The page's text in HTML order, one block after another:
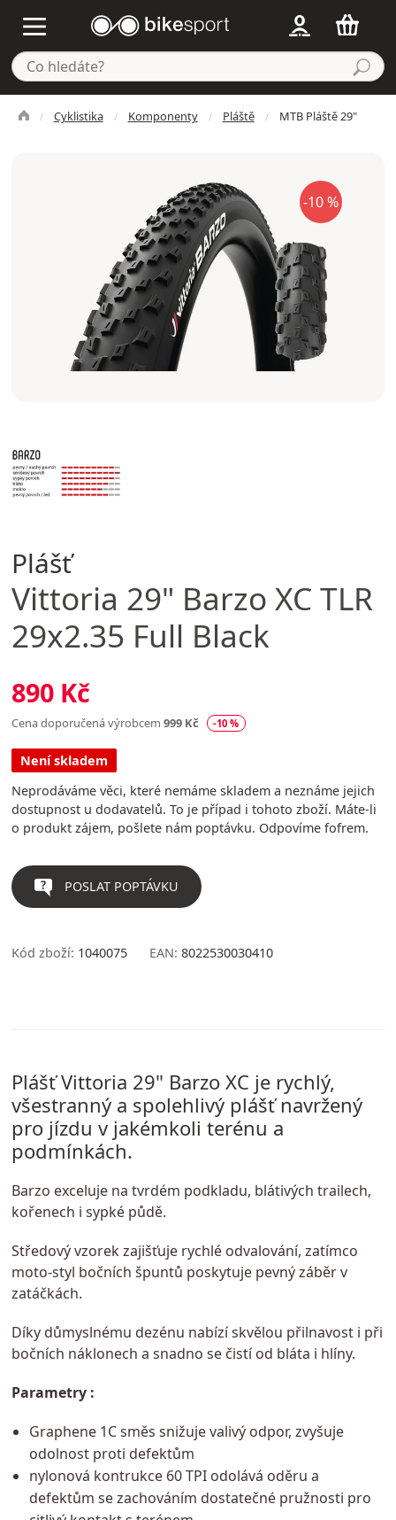
Cyklistika Komponenty Pláště MTB Pláště 29"
-10 %
Plášť
Vittoria 29" Barzo XC TLR
29x2.35 Full Black
890 Kč
Cena doporučená výrobcem 999 Kč -10 %
Není skladem
Neprodáváme věci, které nemáme skladem a neznáme jejich
dostupnost u dodavatelů. To je případ i tohoto zboží. Máte-li
o produkt zájem, pošlete nám poptávku. Odpovíme fofrem.
POSLAT POPTÁVKU
Kód zboží: 1040075 EAN: 8022530030410
Plášť Vittoria 29" Barzo XC je rychlý,
všestranný a spolehlivý plášť navržený
pro jízdu v jakémkoli terénu a
podmínkách.
Barzo exceluje na tvrdém podkladu, blátivých trailech,
kořenech i sypké půdě.
Středový vzorek zajišťuje rychlé odvalování, zatímco
moto-styl bočních špuntů poskytuje pevný záběr v
zatáčkách.
Díky důmyslnému dezénu nabízí skvělou přilnavost i při
bočních náklonech a snadno se čistí od bláta i hlíny.
Parametry :
Graphene 1C směs snižuje valivý odpor, zvyšuje
odolnost proti defektům
nylonová kontrukce 60 TPI odolává oděru a
defektům se zachováním dostatečné pružnosti pro